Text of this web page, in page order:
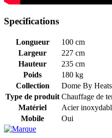
Specifications
Longueur
100 cm
Largeur
227 cm
Hauteur
235 cm
Poids
180 kg
Collection
Dome By
Type de produit Chauffage de
Matériel
Acier
Mobile
Oui